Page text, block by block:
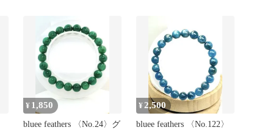
¥ 1,850
bluee feathers 〈No.24〉グ
¥ 2,500
bluee feathers 〈No.122〉